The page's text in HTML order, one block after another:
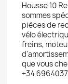
Housse 10
sommes
pièces de
vélo
freins,
que vous
+34